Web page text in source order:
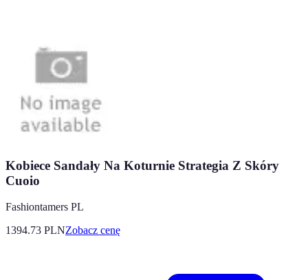
Kobiece Sandały Na Koturnie Strategia Z Skóry
Cuoio
Fashiontamers PL
1394.73 PLNZobacz cenę